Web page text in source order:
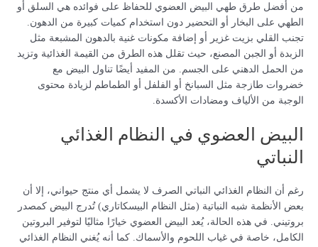
من أفضل طرق طهي البيض العضوي للحفاظ على فوائده هي السلق أو
الطهي على البخار أو التحضير دون استخدام كميات كبيرة من الدهون.
تجنب القلي بزيت غزير أو إضافة مكونات غنية بالدهون المشبعة مثل
الزبدة أو الجبن المصنع، حيث تقلل هذه الطرق من القيمة الغذائية وتزيد
من الحمل الدهني على الجسم. من المفيد أيضًا تناول البيض مع
خضروات طازجة مثل السبانخ أو الفلفل أو الطماطم لزيادة محتوى
الوجبة من الألياف ومضادات الأكسدة.
البيض العضوي في النظام الغذائي
النباتي
رغم أن النظام الغذائي النباتي الصرف لا يشمل أي منتج حيواني، إلا أن
بعض الأنظمة شبه النباتية (مثل النظام البيسكاتاري) تُدرج البيض كمصدر
بروتيني. في هذه الحالة، يُعد البيض العضوي خيارًا مثاليًا لتوفير البروتين
الكامل، خاصة في غياب اللحوم والأسماك. كما أنه يُغني النظام الغذائي